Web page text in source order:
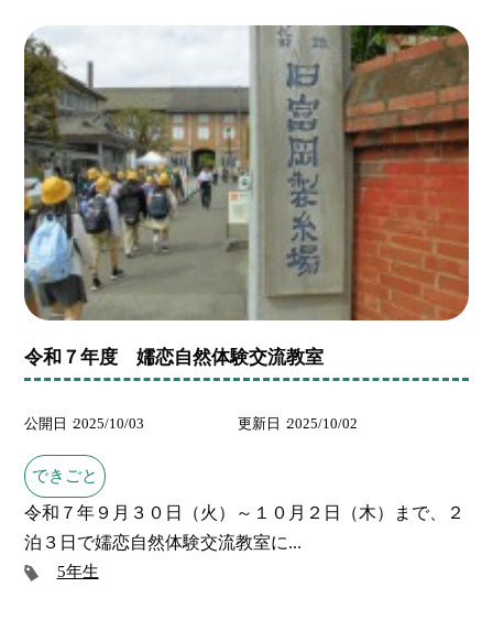
令和７年度 嬬恋自然体験交流教室
公開日 2025/10/03 更新日 2025/10/02
できごと
令和７年９月３０日（火）～１０月２日（木）まで、２
泊３日で嬬恋自然体験交流教室に...
5年生